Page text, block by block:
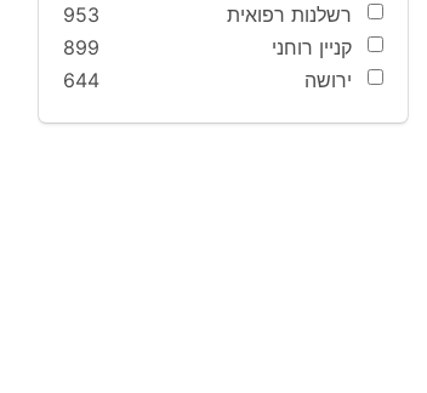
רשלנות רפואית
953
קניין רוחני
899
ירושה
644